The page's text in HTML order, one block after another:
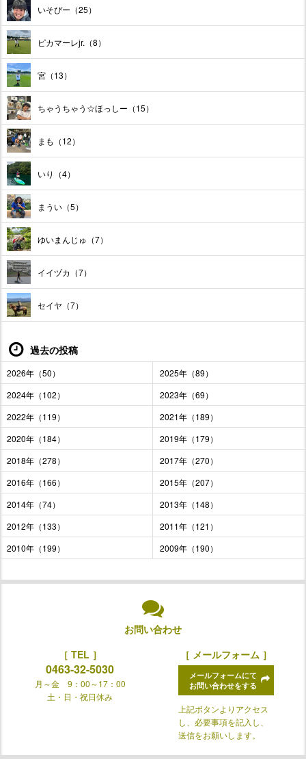
いそぴー（25）
ピカマーレjr.（8）
宮（13）
ちゃうちゃう☆ほっしー（15）
まも（12）
いり（4）
まうい（5）
ゆいまんじゅ（7）
イイヅカ（7）
セイヤ（7）
過去の投稿
2026年（50）
2025年（89）
2024年（102）
2023年（69）
2022年（119）
2021年（189）
2020年（184）
2019年（179）
2018年（278）
2017年（270）
2016年（166）
2015年（207）
2014年（74）
2013年（148）
2012年（133）
2011年（121）
2010年（199）
2009年（190）
お問い合わせ
［ TEL ］
0463-32-5030
月～金 9：00～17：00
土・日・祝日休み
［ メールフォーム ］
メールフォームにて
お問い合わせをする
上記ボタンよりアクセス
し、必要事項を記入し、
送信をお願いします。